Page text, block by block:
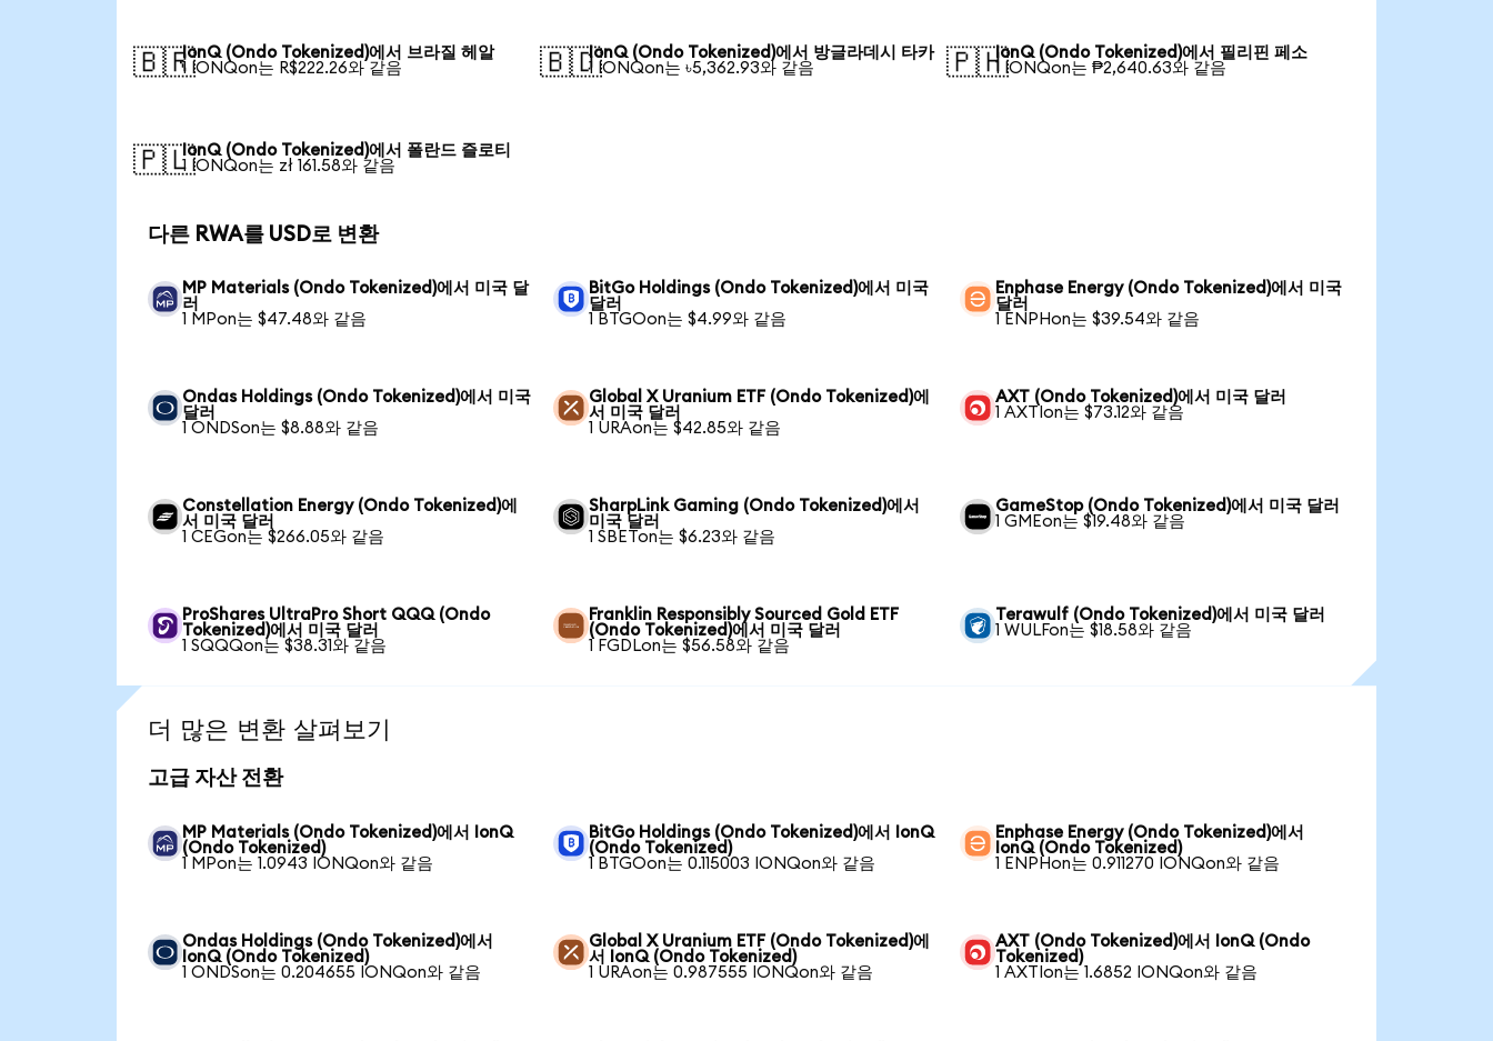
🇧🇷IonQ (Ondo Tokenized)에서 브라질 헤알
1 IONQon는 R$222.26와 같음
🇧🇩IonQ (Ondo Tokenized)에서 방글라데시 타카
1 IONQon는 ৳5,362.93와 같음
🇵🇭IonQ (Ondo Tokenized)에서 필리핀 페소
1 IONQon는 ₱2,640.63와 같음
🇵🇱IonQ (Ondo Tokenized)에서 폴란드 즐로티
1 IONQon는 zł 161.58와 같음
다른 RWA를 USD로 변환
MP Materials (Ondo Tokenized)에서 미국 달
러
1 MPon는 $47.48와 같음
BitGo Holdings (Ondo Tokenized)에서 미국
달러
1 BTGOon는 $4.99와 같음
Enphase Energy (Ondo Tokenized)에서 미국
달러
1 ENPHon는 $39.54와 같음
Ondas Holdings (Ondo Tokenized)에서 미국
달러
1 ONDSon는 $8.88와 같음
Global X Uranium ETF (Ondo Tokenized)에
서 미국 달러
1 URAon는 $42.85와 같음
AXT (Ondo Tokenized)에서 미국 달러
1 AXTIon는 $73.12와 같음
Constellation Energy (Ondo Tokenized)에
서 미국 달러
1 CEGon는 $266.05와 같음
SharpLink Gaming (Ondo Tokenized)에서
미국 달러
1 SBETon는 $6.23와 같음
GameStop (Ondo Tokenized)에서 미국 달러
1 GMEon는 $19.48와 같음
ProShares UltraPro Short QQQ (Ondo
Tokenized)에서 미국 달러
1 SQQQon는 $38.31와 같음
Franklin Responsibly Sourced Gold ETF
(Ondo Tokenized)에서 미국 달러
1 FGDLon는 $56.58와 같음
Terawulf (Ondo Tokenized)에서 미국 달러
1 WULFon는 $18.58와 같음
더 많은 변환 살펴보기
고급 자산 전환
MP Materials (Ondo Tokenized)에서 IonQ
(Ondo Tokenized)
1 MPon는 1.0943 IONQon와 같음
BitGo Holdings (Ondo Tokenized)에서 IonQ
(Ondo Tokenized)
1 BTGOon는 0.115003 IONQon와 같음
Enphase Energy (Ondo Tokenized)에서
IonQ (Ondo Tokenized)
1 ENPHon는 0.911270 IONQon와 같음
Ondas Holdings (Ondo Tokenized)에서
IonQ (Ondo Tokenized)
1 ONDSon는 0.204655 IONQon와 같음
Global X Uranium ETF (Ondo Tokenized)에
서 IonQ (Ondo Tokenized)
1 URAon는 0.987555 IONQon와 같음
AXT (Ondo Tokenized)에서 IonQ (Ondo
Tokenized)
1 AXTIon는 1.6852 IONQon와 같음